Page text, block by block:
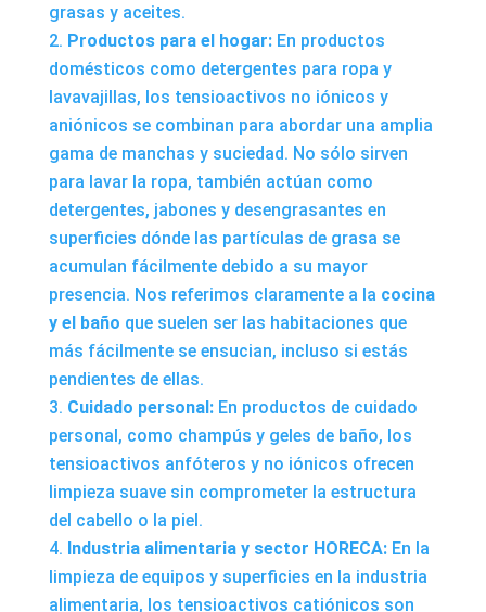
grasas y aceites.
Productos para el hogar:En productos
domésticos como detergentes para ropa y
lavavajillas, los tensioactivos no iónicos y
aniónicos se combinan para abordar una amplia
gama de manchas y suciedad. No sólo sirven
para lavar la ropa, también actúan como
detergentes, jabones y desengrasantes en
superficies dónde las partículas de grasa se
acumulan fácilmente debido a su mayor
presencia. Nos referimos claramente a la cocina
y el baño que suelen ser las habitaciones que
más fácilmente se ensucian, incluso si estás
pendientes de ellas.
Cuidado personal:En productos de cuidado
personal, como champús y geles de baño, los
tensioactivos anfóteros y no iónicos ofrecen
limpieza suave sin comprometer la estructura
del cabello o la piel.
Industria alimentaria ysector HORECA:En la
limpieza de equipos y superficies en la industria
alimentaria, los tensioactivos catiónicos son